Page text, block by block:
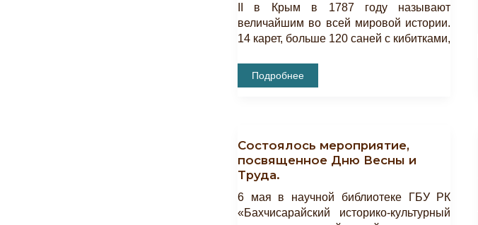
II в Крым в 1787 году называют
величайшим во всей мировой истории.
14 карет, больше 120 саней с кибитками,
Состоялась
Лекция
Пребывание
Бахчисарае».
Подробнее
Состоялось мероприятие,
посвященное Дню Весны и
Труда.
6 мая в научной библиотеке ГБУ РК
«Бахчисарайский историко-культурный